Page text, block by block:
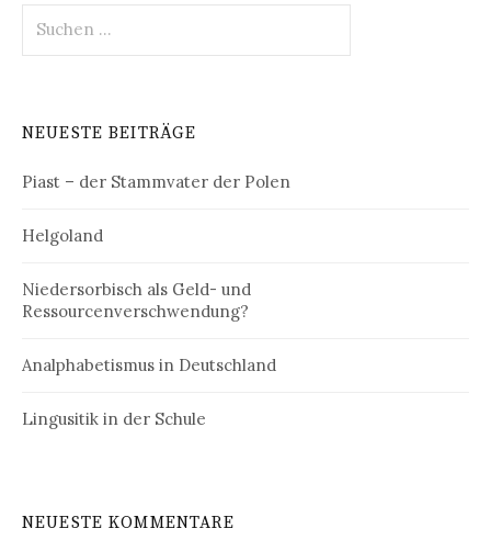
nach:
NEUESTE BEITRÄGE
Piast – der Stammvater der Polen
Helgoland
Niedersorbisch als Geld- und
Ressourcenverschwendung?
Analphabetismus in Deutschland
Lingusitik in der Schule
NEUESTE KOMMENTARE